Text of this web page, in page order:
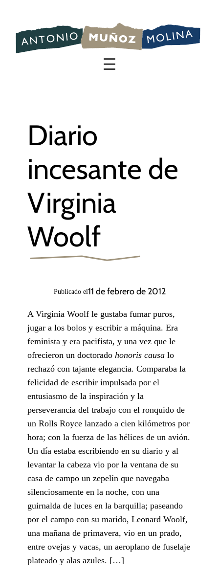
contenido
Diario
incesante de
Virginia
Woolf
Publicado el11 de febrero de 2012
A Virginia Woolf le gustaba fumar puros,
jugar a los bolos y escribir a máquina. Era
feminista y era pacifista, y una vez que le
ofrecieron un doctorado honoris causa lo
rechazó con tajante elegancia. Comparaba la
felicidad de escribir impulsada por el
entusiasmo de la inspiración y la
perseverancia del trabajo con el ronquido de
un Rolls Royce lanzado a cien kilómetros por
hora; con la fuerza de las hélices de un avión.
Un día estaba escribiendo en su diario y al
levantar la cabeza vio por la ventana de su
casa de campo un zepelín que navegaba
silenciosamente en la noche, con una
guirnalda de luces en la barquilla; paseando
por el campo con su marido, Leonard Woolf,
una mañana de primavera, vio en un prado,
entre ovejas y vacas, un aeroplano de fuselaje
plateado y alas azules. […]